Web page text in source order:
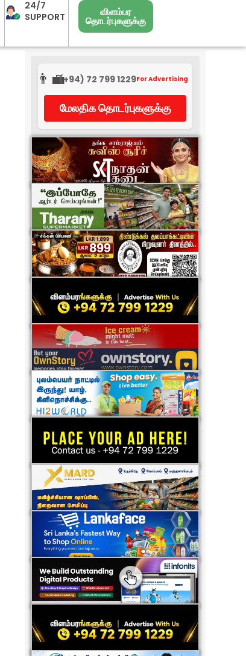
24/7
SUPPORT
விளம்பர
தொடர்புகளுக்கு
👨‍💼(+94) 72 799 1229For Advertising
மேலதிக தொடர்புகளுக்கு